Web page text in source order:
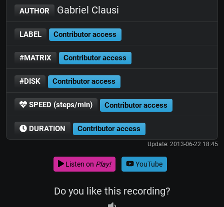
AUTHOR Gabriel Clausi
LABEL Contributor access
#MATRIX Contributor access
#DISK Contributor access
SPEED (steps/min) Contributor access
DURATION Contributor access
Update: 2013-06-22 18:45
Listen on Play! YouTube
Do you like this recording?